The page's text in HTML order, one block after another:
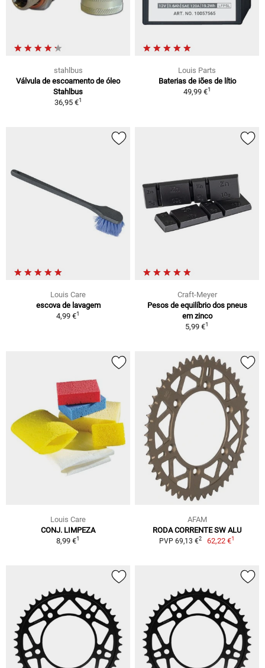
stahlbus
Válvula de escoamento de óleo
Stahlbus
36,95 €1
Louis Parts
Baterias de iões de lítio
49,99 €1
Louis Care
escova de lavagem
4,99 €1
Craft-Meyer
Pesos de equilíbrio dos pneus
em zinco
5,99 €1
Louis Care
CONJ. LIMPEZA
8,99 €1
AFAM
RODA CORRENTE SW ALU
PVP 69,13 €2 62,22 €1